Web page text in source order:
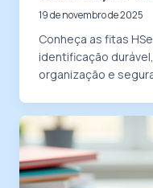
19 de novembro de 2025
Conheça as fitas
identificação
organização e